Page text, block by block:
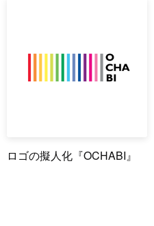
ロゴの擬人化『OCHABI』